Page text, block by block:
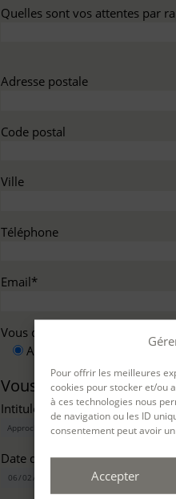
Pour offrir les meilleures
cookies pour stocker et/ou
à ces technologies nous
de navigation ou les ID
consentement peut avoir
Accepter
Quelles sont vos attentes par
Adresse postale
Code postal
Ville
Téléphone
Email*
Vous demandez ce devis :
A titre personnel
Vous souhaitez vous
Intitulé(s)*
Date de début*